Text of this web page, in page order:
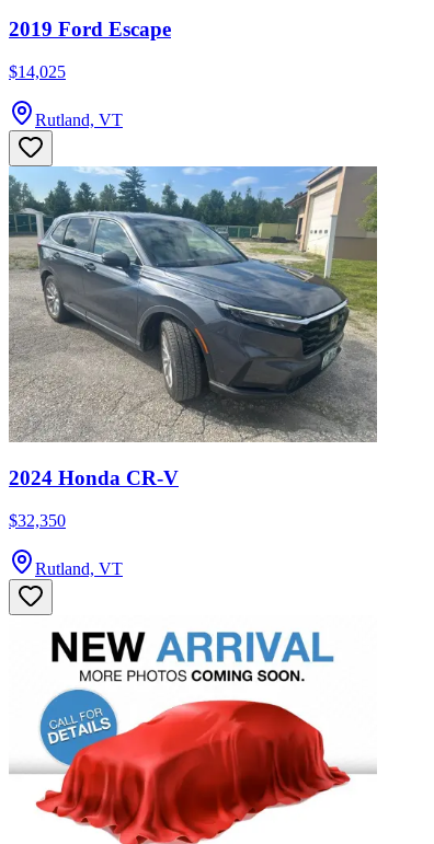
2019 Ford Escape
$14,025
Rutland, VT
2024 Honda CR-V
$32,350
Rutland, VT